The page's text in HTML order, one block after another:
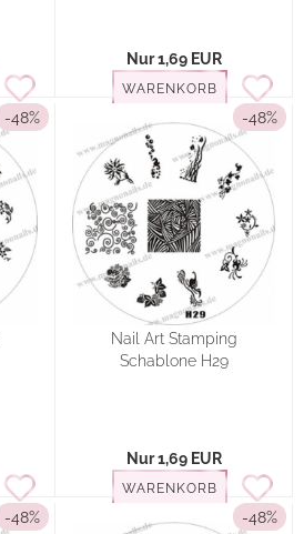
Nur 1,69 EUR
WARENKORB
-48% -48%
Nail Art Stamping
Schablone H29
Nur 1,69 EUR
WARENKORB
-48% -48%